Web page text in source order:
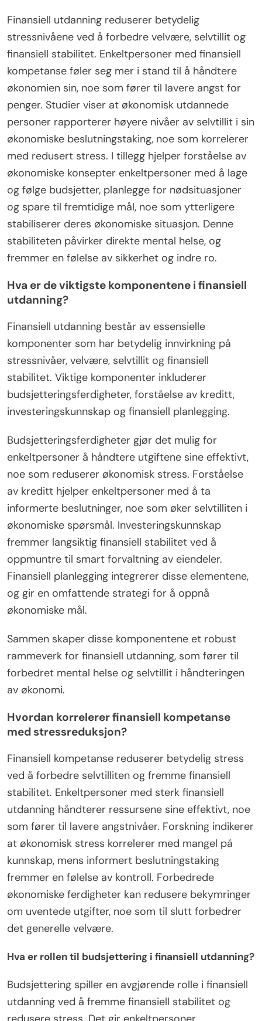
Finansiell utdanning reduserer betydelig
stressnivåene ved å forbedre velvære, selvtillit og
finansiell stabilitet. Enkeltpersoner med finansiell
kompetanse føler seg mer i stand til å håndtere
økonomien sin, noe som fører til lavere angst for
penger. Studier viser at økonomisk utdannede
personer rapporterer høyere nivåer av selvtillit i sin
økonomiske beslutningstaking, noe som korrelerer
med redusert stress. I tillegg hjelper forståelse av
økonomiske konsepter enkeltpersoner med å lage
og følge budsjetter, planlegge for nødsituasjoner
og spare til fremtidige mål, noe som ytterligere
stabiliserer deres økonomiske situasjon. Denne
stabiliteten påvirker direkte mental helse, og
fremmer en følelse av sikkerhet og indre ro.
Hva er de viktigste komponentene i finansiell
utdanning?
Finansiell utdanning består av essensielle
komponenter som har betydelig innvirkning på
stressnivåer, velvære, selvtillit og finansiell
stabilitet. Viktige komponenter inkluderer
budsjetteringsferdigheter, forståelse av kreditt,
investeringskunnskap og finansiell planlegging.
Budsjetteringsferdigheter gjør det mulig for
enkeltpersoner å håndtere utgiftene sine effektivt,
noe som reduserer økonomisk stress. Forståelse
av kreditt hjelper enkeltpersoner med å ta
informerte beslutninger, noe som øker selvtilliten i
økonomiske spørsmål. Investeringskunnskap
fremmer langsiktig finansiell stabilitet ved å
oppmuntre til smart forvaltning av eiendeler.
Finansiell planlegging integrerer disse elementene,
og gir en omfattende strategi for å oppnå
økonomiske mål.
Sammen skaper disse komponentene et robust
rammeverk for finansiell utdanning, som fører til
forbedret mental helse og selvtillit i håndteringen
av økonomi.
Hvordan korrelerer finansiell kompetanse
med stressreduksjon?
Finansiell kompetanse reduserer betydelig stress
ved å forbedre selvtilliten og fremme finansiell
stabilitet. Enkeltpersoner med sterk finansiell
utdanning håndterer ressursene sine effektivt, noe
som fører til lavere angstnivåer. Forskning indikerer
at økonomisk stress korrelerer med mangel på
kunnskap, mens informert beslutningstaking
fremmer en følelse av kontroll. Forbedrede
økonomiske ferdigheter kan redusere bekymringer
om uventede utgifter, noe som til slutt forbedrer
det generelle velvære.
Hva er rollen til budsjettering i finansiell utdanning?
Budsjettering spiller en avgjørende rolle i finansiell
utdanning ved å fremme finansiell stabilitet og